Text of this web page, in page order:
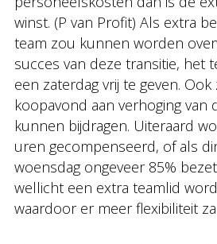
winst. (P van Profit) Als extra
team zou kunnen worden
succes van deze transitie, het
een zaterdag vrij te geven.
koopavond aan verhoging van
kunnen bijdragen. Uiteraard
uren gecompenseerd, of als
woensdag ongeveer 85%
wellicht een extra teamlid
waardoor er meer flexibiliteit